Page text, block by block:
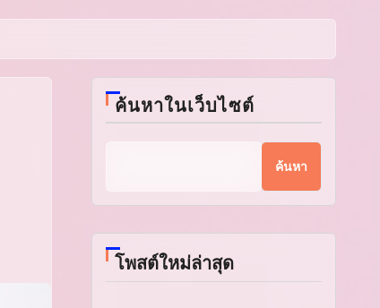
ค้นหาในเว็บไซต์
ค้นหา
โพสต์ใหม่ล่าสุด